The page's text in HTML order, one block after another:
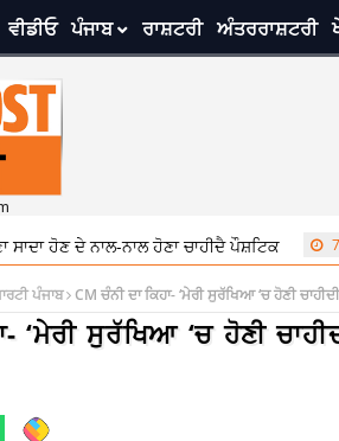
ਵੀਡੀਓ ਪੰਜਾਬ ਰਾਸ਼ਟਰੀ ਅੰਤਰਰਾਸ਼ਟਰੀ
ਹੋਣ ਦੇ ਨਾਲ-ਨਾਲ ਹੋਣਾ ਚਾਹੀਦੈ ਪੌਸ਼ਟਿਕ
ਪੰਜਾਬ CM ਚੰਨੀ ਦਾ ਕਿਹਾ- ‘ਮੇਰੀ ਸੁਰੱਖਿਆ ‘ਚ ਹੋਣੀ
‘ਮੇਰੀ ਸੁਰੱਖਿਆ ‘ਚ ਹੋਣੀ